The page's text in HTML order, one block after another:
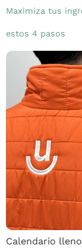
Maximiza tus
estos 4 pasos
Calendario